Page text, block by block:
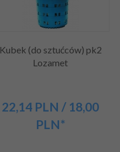
Kubek (do sztućców) pk2
Lozamet
22,14 PLN / 18,00
PLN*